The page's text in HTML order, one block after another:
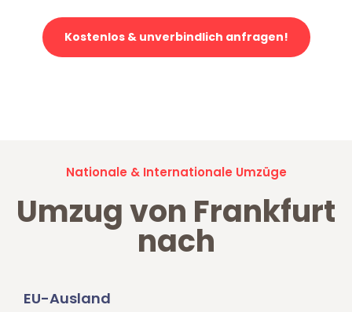
Kostenlos & unverbindlich anfragen!
Nationale & Internationale Umzüge
Umzug von Frankfurt
nach
EU-Ausland